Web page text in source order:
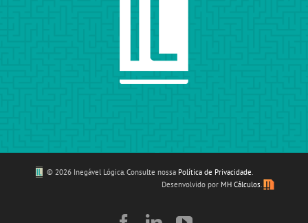
©2026 Inegável Lógica. Consulte nossa Política de Privacidade.
Desenvolvido por MH Cálculos